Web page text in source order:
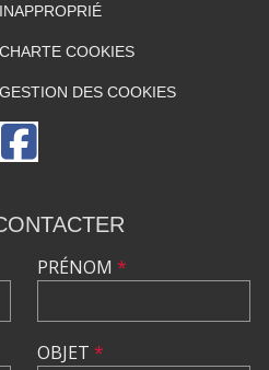
INAPPROPRIÉ
CHARTE COOKIES
GESTION DES COOKIES
PRÉNOM *
OBJET *